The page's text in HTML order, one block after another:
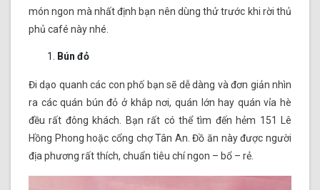
món ngon mà nhất định bạn nên dùng thử trước khi rời thủ
phủ café này nhé.
Bún đỏ
Đi dạo quanh các con phố bạn sẽ dễ dàng và đơn giản nhìn
ra các quán bún đỏ ở khắp nơi, quán lớn hay quán vỉa hè
đều rất đông khách. Bạn rất có thể tìm đến hẻm 151 Lê
Hồng Phong hoặc cổng chợ Tân An. Đồ ăn này được người
địa phương rất thích, chuẩn tiêu chí ngon – bổ – rẻ.